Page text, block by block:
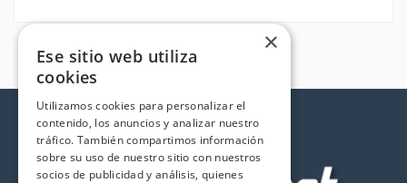
×
Ese sitio web utiliza
cookies
Utilizamos cookies para personalizar el
contenido, los anuncios y analizar nuestro
tráfico. También compartimos información
sobre su uso de nuestro sitio con nuestros
socios de publicidad y análisis, quienes